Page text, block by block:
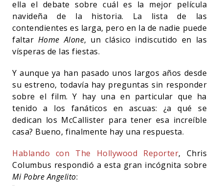
ella el debate sobre cuál es la mejor película
navideña de la historia. La lista de las
contendientes es larga, pero en la de nadie puede
faltar Home Alone, un clásico indiscutido en las
vísperas de las fiestas.
Y aunque ya han pasado unos largos años desde
su estreno, todavía hay preguntas sin responder
sobre el film. Y hay una en particular que ha
tenido a los fanáticos en ascuas: ¿a qué se
dedican los McCallister para tener esa increíble
casa? Bueno, finalmente hay una respuesta.
Hablando con The Hollywood Reporter, Chris
Columbus respondió a esta gran incógnita sobre
Mi Pobre Angelito: